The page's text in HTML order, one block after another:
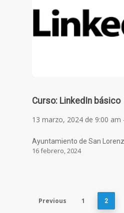
Curso: LinkedIn básico
13 marzo, 2024 de 9:00
Ayuntamiento de San
16 febrero, 2024
Previous 1 2